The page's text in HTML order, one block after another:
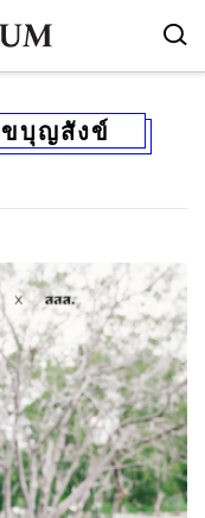
บุญสังข์